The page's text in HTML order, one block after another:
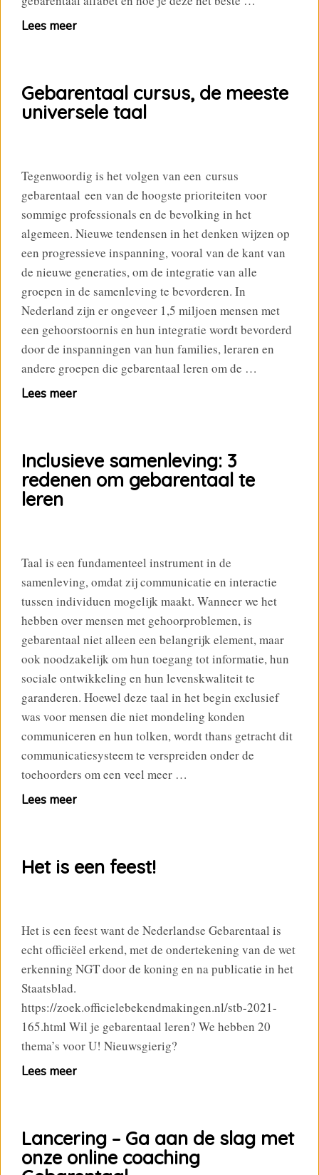
Lees meer
Gebarentaal cursus, de meeste
universele taal
Tegenwoordig is het volgen van een cursus
gebarentaal een van de hoogste prioriteiten voor
sommige professionals en de bevolking in het
algemeen. Nieuwe tendensen in het denken wijzen op
een progressieve inspanning, vooral van de kant van
de nieuwe generaties, om de integratie van alle
groepen in de samenleving te bevorderen. In
Nederland zijn er ongeveer 1,5 miljoen mensen met
een gehoorstoornis en hun integratie wordt bevorderd
door de inspanningen van hun families, leraren en
andere groepen die gebarentaal leren om de …
Lees meer
Inclusieve samenleving: 3
redenen om gebarentaal te
leren
Taal is een fundamenteel instrument in de
samenleving, omdat zij communicatie en interactie
tussen individuen mogelijk maakt. Wanneer we het
hebben over mensen met gehoorproblemen, is
gebarentaal niet alleen een belangrijk element, maar
ook noodzakelijk om hun toegang tot informatie, hun
sociale ontwikkeling en hun levenskwaliteit te
garanderen. Hoewel deze taal in het begin exclusief
was voor mensen die niet mondeling konden
communiceren en hun tolken, wordt thans getracht dit
communicatiesysteem te verspreiden onder de
toehoorders om een veel meer …
Lees meer
Het is een feest!
Het is een feest want de Nederlandse Gebarentaal is
echt officiëel erkend, met de ondertekening van de wet
erkenning NGT door de koning en na publicatie in het
Staatsblad.
https://zoek.officielebekendmakingen.nl/stb-2021-
165.html Wil je gebarentaal leren? We hebben 20
thema’s voor U! Nieuwsgierig?
Lees meer
Lancering – Ga aan de slag met
onze online coaching